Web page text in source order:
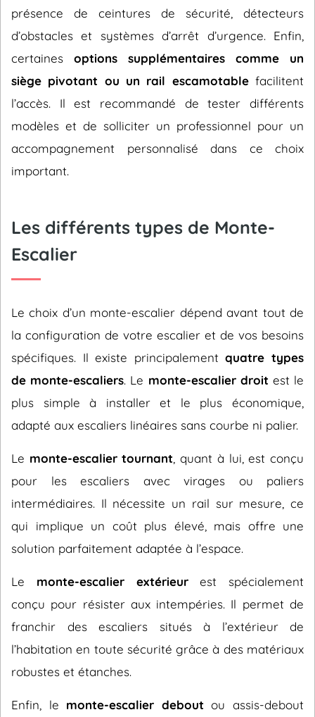
présence de ceintures de sécurité, détecteurs
d’obstacles et systèmes d’arrêt d’urgence. Enfin,
certaines options supplémentaires comme un
siège pivotant ou un rail escamotablefacilitent
l’accès. Il est recommandé de tester différents
modèles et de solliciter un professionnel pour un
accompagnement personnalisé dans ce choix
important.
Les différents types de Monte-
Escalier
Le choix d’un monte-escalier dépend avant tout de
la configuration de votre escalier et de vos besoins
spécifiques. Il existe principalementquatre types
de monte-escaliers. Le monte-escalier droit est le
plus simple à installer et le plus économique,
adapté aux escaliers linéaires sans courbe ni palier.
Le monte-escalier tournant , quant à lui, est conçu
pour les escaliers avec virages ou paliers
intermédiaires. Il nécessite un rail sur mesure, ce
qui implique un coût plus élevé, mais offre une
solution parfaitement adaptée à l’espace.
Le monte-escalier extérieurest spécialement
conçu pour résister aux intempéries. Il permet de
franchir des escaliers situés à l’extérieur de
l’habitation en toute sécurité grâce à des matériaux
robustes et étanches.
Enfin, le monte-escalier debout ou assis-debout